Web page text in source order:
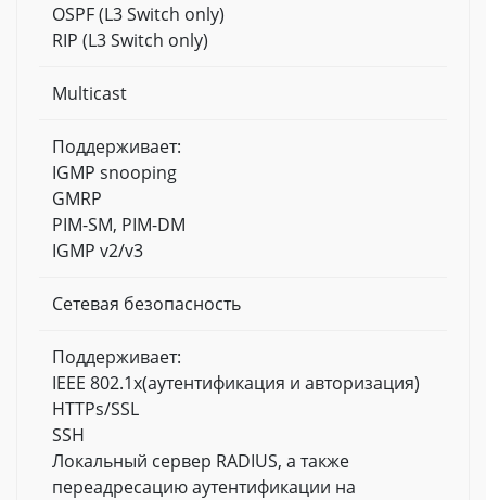
OSPF (L3 Switch only)
RIP (L3 Switch only)
Multicast
Поддерживает:
IGMP snooping
GMRP
PIM-SM, PIM-DM
IGMP v2/v3
Сетевая безопасность
Поддерживает:
IEEE 802.1x(аутентификация и авторизация)
HTTPs/SSL
SSH
Локальный сервер RADIUS, а также
переадресацию аутентификации на